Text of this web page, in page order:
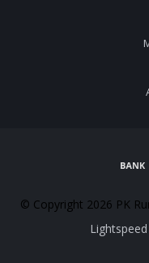
© Copyright 2026 PK